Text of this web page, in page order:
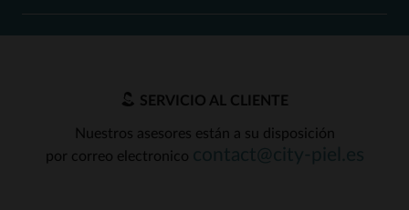
SERVICIO AL CLIENTE
Nuestros asesores están a su disposición
por correo electronico